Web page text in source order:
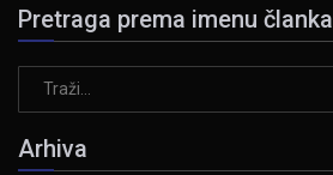
Pretraga prema imenu članka
Arhiva